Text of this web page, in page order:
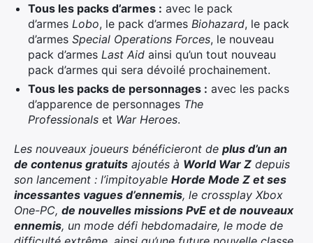
Tous les packs d’armes : avec le pack
d’armes Lobo, le pack d’armes Biohazard, le pack
d’armes Special Operations Forces, le nouveau
pack d’armes Last Aid ainsi qu’un tout nouveau
pack d’armes qui sera dévoilé prochainement.
Tous les packs de personnages : avec les packs
d’apparence de personnages The
Professionals et War Heroes.
Les nouveaux joueurs bénéficieront de plus d’un an
de contenus gratuits ajoutés à World War Z depuis
son lancement : l’impitoyable Horde Mode Z et ses
incessantes vagues d’ennemis, le crossplay Xbox
One-PC, de nouvelles missions PvE et de nouveaux
ennemis, un mode défi hebdomadaire, le mode de